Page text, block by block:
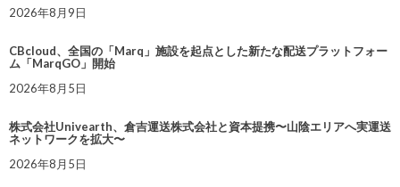
2026年8月9日
CBcloud、全国の「Marq」施設を起点とした新たな配送プラットフォー
ム「MarqGO」開始
2026年8月5日
株式会社Univearth、倉吉運送株式会社と資本提携〜山陰エリアへ実運送
ネットワークを拡大〜
2026年8月5日